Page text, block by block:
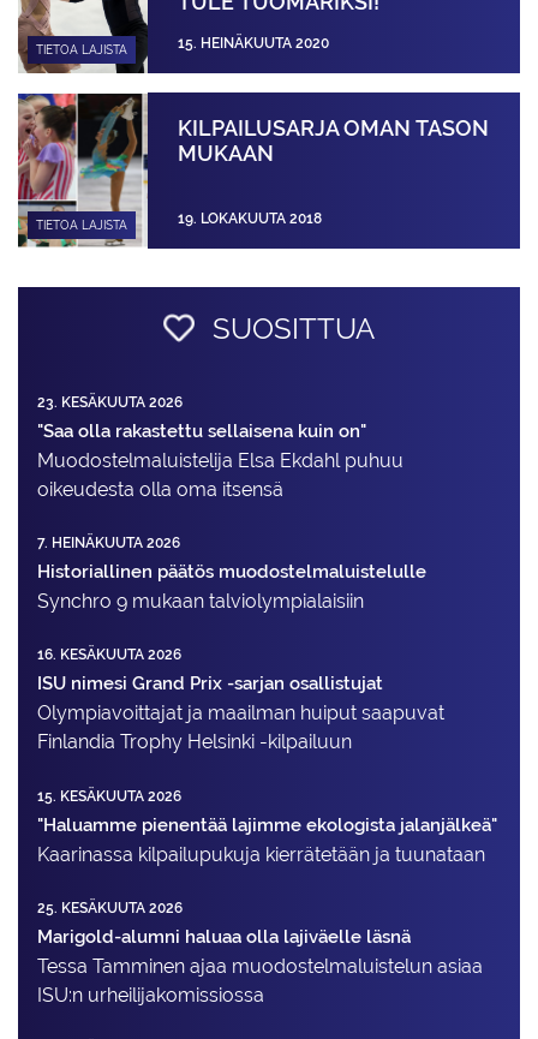
TIETOA LAJISTA 15. HEINÄKUUTA 2020
TIETOA LAJISTA
KILPAILUSARJA OMAN TASON
MUKAAN
19. LOKAKUUTA 2018
SUOSITTUA
23. KESÄKUUTA 2026
"Saa olla rakastettu sellaisena kuin on"
Muodostelma­luistelija Elsa Ekdahl puhuu
oikeudesta olla oma itsensä
7. HEINÄKUUTA 2026
Historiallinen päätös muodostelmaluistelulle
Synchro 9 mukaan talviolympialaisiin
16. KESÄKUUTA 2026
ISU nimesi Grand Prix -sarjan osallistujat
Olympiavoittajat ja maailman huiput saapuvat
Finlandia Trophy Helsinki -kilpailuun
15. KESÄKUUTA 2026
"Haluamme pienentää lajimme ekologista jalanjälkeä"
Kaarinassa kilpailupukuja kierrätetään ja tuunataan
25. KESÄKUUTA 2026
Marigold-alumni haluaa olla lajiväelle läsnä
Tessa Tamminen ajaa muodostelma­luistelun asiaa
ISU:n urheilija­komissiossa